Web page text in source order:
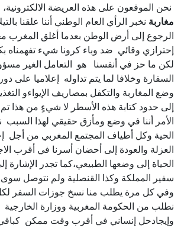
نحن الموقعون على هذه العريضة
مغاربة نخبر الرأي العام الوطني أننا علقنا
الرجوع إلى أرض الوطن بعدما أغلق المغرب
إحترازي وقائي ضد وباء كرونا شيء تفهمناه
لكن ما حز في أنفسنا هو التعامل الغير
السفارة وخلافا لما يتم تداوله إعلاميا على
وضع المغاربة والتكفل بمصاريف الإيواءو
إلى حدود كتابة هذه الأسطر لا شيءٍ من هذا
الأمر أننا في وضع ومأزق حقيقي لهذا السبب
الحية وكل أطياف المجتمع المغربي من أجل
العزلة والعودة إلى أحضان أسرنا في أقرب
الحياة إلى وضعها الطبيعي،كما تجدر الإشارة
سفير المملكة وكذا القنصلية ولم نتوصل سوى
وفي كل مرة يطلب منا نسخ جوزات السفر
نطلب من الحكومة المغربية ووزارة
وإيجادحل إنساني في أقرب وقت ممكن